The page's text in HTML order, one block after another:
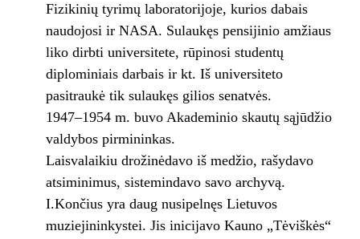
Fizikinių tyrimų laboratorijoje, kurios dabais
naudojosi ir NASA. Sulaukęs pensijinio amžiaus
liko dirbti universitete, rūpinosi studentų
diplominiais darbais ir kt. Iš universiteto
pasitraukė tik sulaukęs gilios senatvės.
1947–1954 m. buvo Akademinio skautų sąjūdžio
valdybos pirmininkas.
Laisvalaikiu drožinėdavo iš medžio, rašydavo
atsiminimus, sistemindavo savo archyvą.
I.Končius yra daug nusipelnęs Lietuvos
muziejininkystei. Jis inicijavo Kauno „Tėviškės“